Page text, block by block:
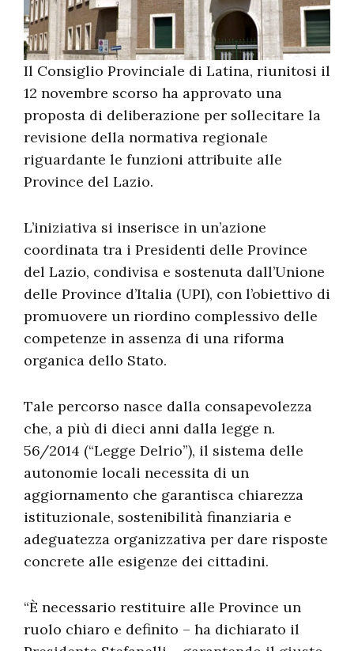
Il Consiglio Provinciale di Latina, riunitosi il
12 novembre scorso ha approvato una
proposta di deliberazione per sollecitare la
revisione della normativa regionale
riguardante le funzioni attribuite alle
Province del Lazio.
L’iniziativa si inserisce in un’azione
coordinata tra i Presidenti delle Province
del Lazio, condivisa e sostenuta dall’Unione
delle Province d’Italia (UPI), con l’obiettivo di
promuovere un riordino complessivo delle
competenze in assenza di una riforma
organica dello Stato.
Tale percorso nasce dalla consapevolezza
che, a più di dieci anni dalla legge n.
56/2014 (“Legge Delrio”), il sistema delle
autonomie locali necessita di un
aggiornamento che garantisca chiarezza
istituzionale, sostenibilità finanziaria e
adeguatezza organizzativa per dare risposte
concrete alle esigenze dei cittadini.
“È necessario restituire alle Province un
ruolo chiaro e definito – ha dichiarato il